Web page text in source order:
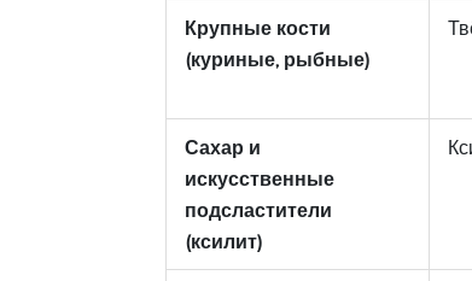
Крупные кости
(куриные, рыбные)
Сахар и
искусственные
подсластители
(ксилит)